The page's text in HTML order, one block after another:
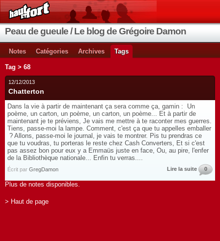
Peau de gueule / Le blog de Grégoire Damon
Notes Catégories Archives Tags
Tag > 68
12/12/2013
Chatterton
Dans la vie à partir de maintenant ça sera comme ça, gamin : Un
poème, un carton, un poème, un carton, un poème... Et à partir de
maintenant je te préviens, Je vais me mettre à te raconter mes guerres.
Tiens, passe-moi la lampe. Comment, c'est ça que tu appelles emballer
? Allons, passe-moi le journal, je vais te montrer. Pis tu prendras ce
que tu voudras, tu porteras le reste chez Cash Converters, Et si c'est
pas assez bon pour eux y a Emmaüs juste en face, Ou, au pire, l'enfer
de la Bibliothèque nationale... Enfin tu verras....
Écrit par GregDamon Lire la suite 0
Plus de notes disponibles.
> Haut de page